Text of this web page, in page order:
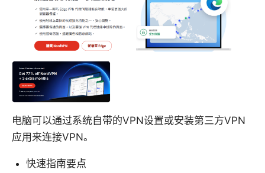
电脑可以通过系统自带的VPN设置或安装第三方VPN
应用来连接VPN。
快速指南要点